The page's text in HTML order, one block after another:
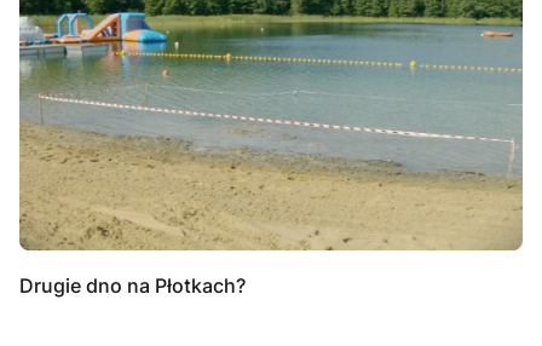
Drugie dno na Płotkach?